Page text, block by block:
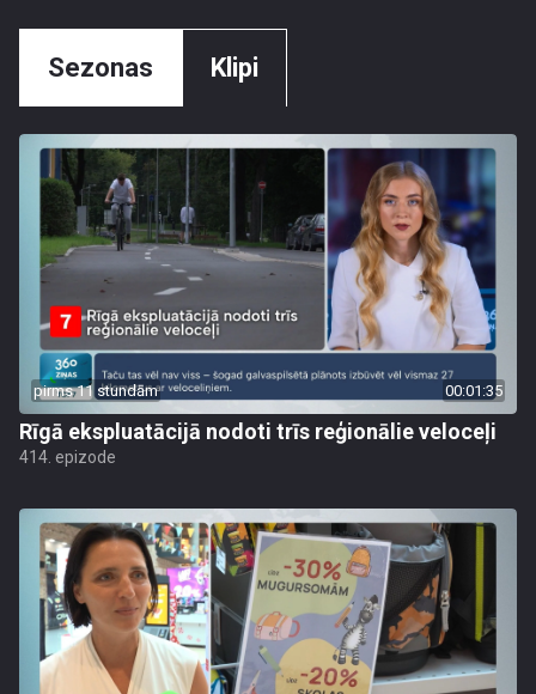
Sezonas Klipi
pirms 11 stundām 00:01:35
Rīgā ekspluatācijā nodoti trīs reģionālie veloceļi
414. epizode